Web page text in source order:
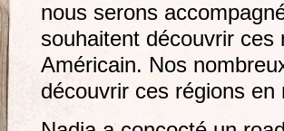
nous serons
souhaitent découvrir ces
Américain. Nos
découvrir ces régions en